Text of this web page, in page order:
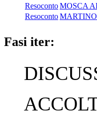
ResocontoMOSCA
Resoconto
Fasi iter: